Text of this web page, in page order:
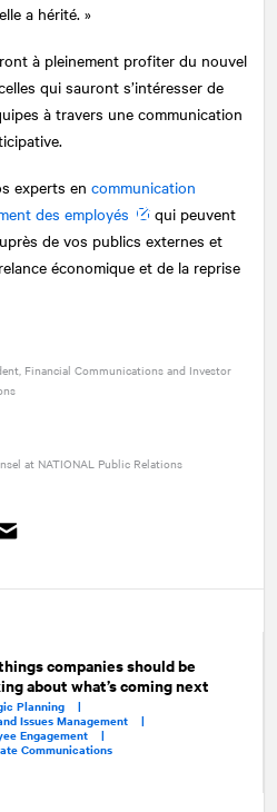
a hérité. »
à pleinement profiter du nouvel
qui sauront s’intéresser de
à travers une communication
experts en communication
des employés
qui peuvent
de vos publics externes et
économique et de la reprise
Financial Communications and Investor
at NATIONAL Public Relations
companies should be
about what’s coming next
Planning |
Issues Management |
Engagement |
Communications